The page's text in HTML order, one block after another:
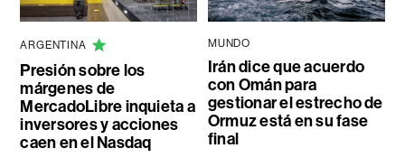
ARGENTINA
Presión sobre los
márgenes de
MercadoLibre inquieta a
inversores y acciones
caen en el Nasdaq
MUNDO
Irán dice que acuerdo
con Omán para
gestionar el estrecho de
Ormuz está en su fase
final